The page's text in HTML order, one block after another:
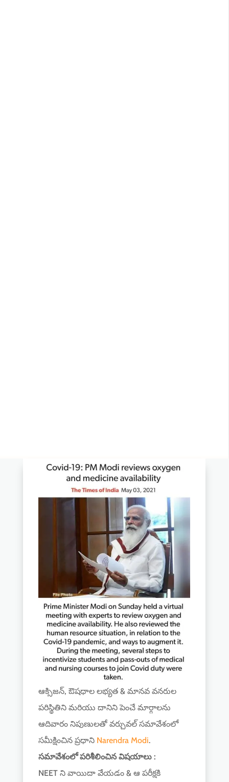
ఆక్సిజన్, ఔషధాల లభ్యత & మానవ వనరుల
పరిస్థితిని మరియు దానిని పెంచే మార్గాలను
ఆదివారం నిపుణులతో వర్చువల్ సమావేశంలో
సమీక్షించిన ప్రధాని Narendra Modi.
సమావేశంలో పరిశీలించిన విషయాలు :
NEET ని వాయిదా వేయడం & ఆ పరీక్షకి